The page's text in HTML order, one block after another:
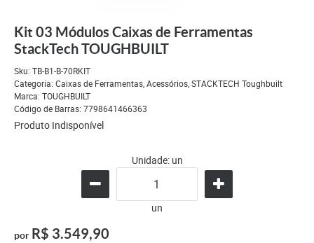
Kit 03 Módulos Caixas de Ferramentas
StackTech TOUGHBUILT
Sku: TB-B1-B-70RKIT
Categoria: Caixas de Ferramentas,Acessórios,STACKTECH Toughbuilt
Marca: TOUGHBUILT
Código de Barras: 7798641466363
Produto Indisponível
Unidade: un
un
por R$ 3.549,90